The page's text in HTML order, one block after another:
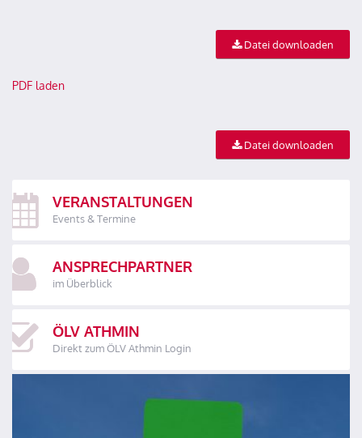
Datei downloaden
PDF laden
Datei downloaden
VERANSTALTUNGEN
Events & Termine
ANSPRECHPARTNER
im Überblick
ÖLV ATHMIN
Direkt zum ÖLV Athmin Login